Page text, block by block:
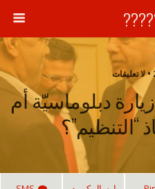
???
دبلوماسيّة أم
“التنظيم”؟